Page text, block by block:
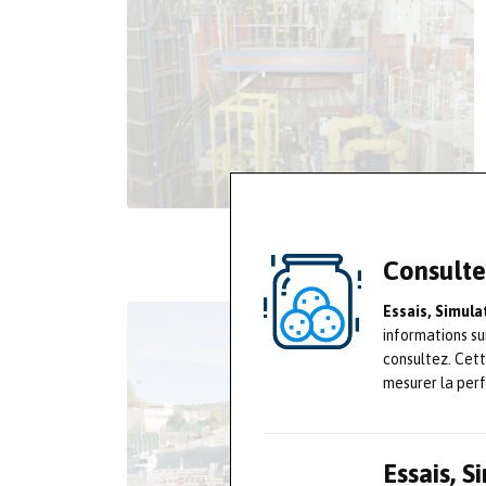
Essais,
informations
consultez.
mesurer la
Essais,